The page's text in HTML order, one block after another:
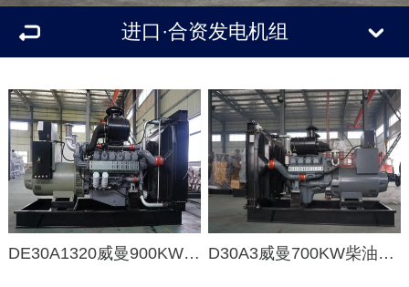
进口·合资发电机组
DE30A1320威曼900KW柴油发电机组 D30A3威曼700KW柴油发电机组